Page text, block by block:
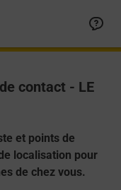
contact - LE
et points de
localisation pour
de chez vous.